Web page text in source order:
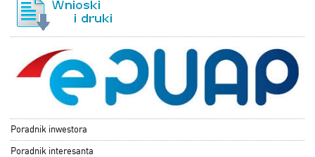
Poradnik inwestora
Poradnik interesanta